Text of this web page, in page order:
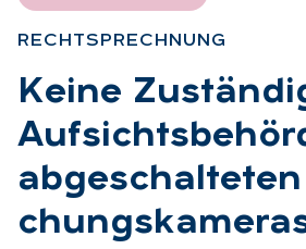
RECHT­SPRECH­NUNG
:Kei­ne